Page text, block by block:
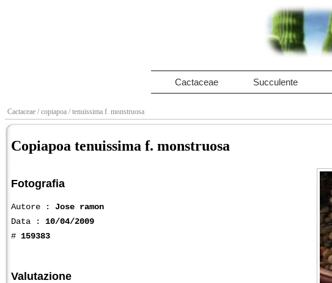
Cactaceae Succulente
Cactaceae / copiapoa / tenuissima f. monstruosa
Copiapoa tenuissima f. monstruosa
Fotografia
Autore : Jose ramon
Data : 10/04/2009
# 159383
Valutazione